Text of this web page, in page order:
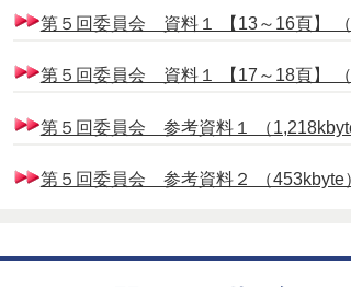
第５回委員会 資料１ 【13～16頁】 （
第５回委員会 資料１ 【17～18頁】 （
第５回委員会 参考資料１ （
第５回委員会 参考資料２ （453kbyte